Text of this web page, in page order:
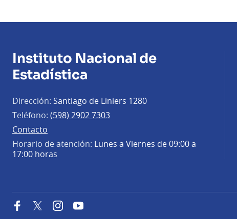
Instituto Nacional de
Estadística
Dirección: Santiago de Liniers 1280
Teléfono: (598) 2902 7303
Contacto
Horario de atención: Lunes a Viernes de 09:00 a
17:00 horas
FacebookTwitterInstagramYouTube